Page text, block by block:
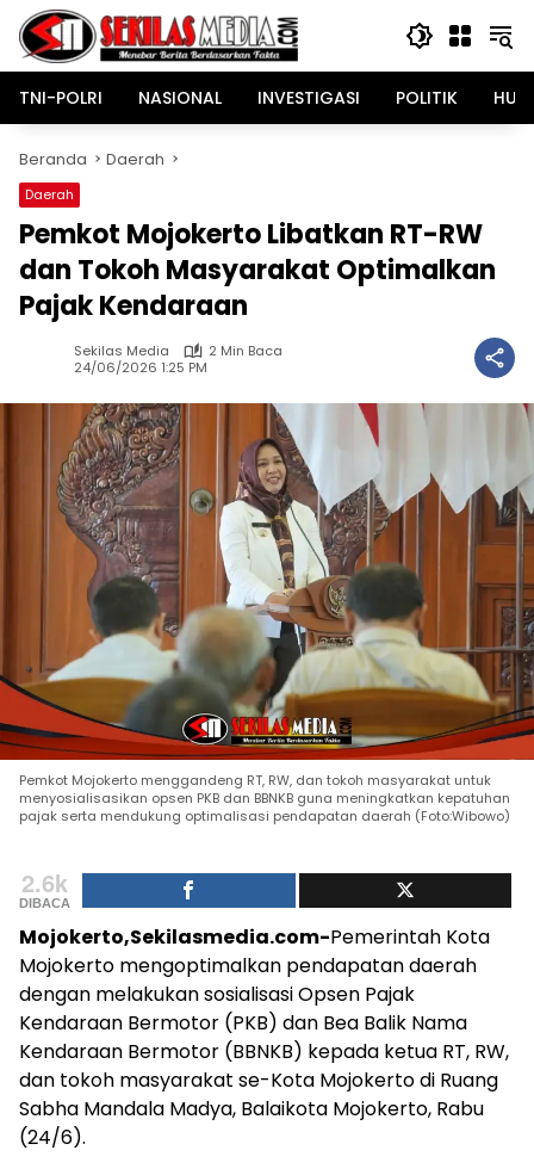
Langsung
konten
TNI-POLRI
NASIONAL INVESTIGASI POLITIK
Beranda Daerah
Daerah
Pemkot Mojokerto Libatkan RT-RW
dan Tokoh Masyarakat Optimalkan
Pajak Kendaraan
Sekilas Media
2 Min Baca
24/06/2026 1:25 PM
Pemkot Mojokerto menggandeng RT, RW, dan tokoh masyarakat untuk
menyosialisasikan opsen PKB dan BBNKB guna meningkatkan kepatuhan
pajak serta mendukung optimalisasi pendapatan daerah (Foto:Wibowo)
2.6k
DIBACA
Mojokerto,Sekilasmedia.com-Pemerintah Kota
Mojokerto mengoptimalkan pendapatan daerah
dengan melakukan sosialisasi Opsen Pajak
Kendaraan Bermotor (PKB) dan Bea Balik Nama
Kendaraan Bermotor (BBNKB) kepada ketua RT, RW,
dan tokoh masyarakat se-Kota Mojokerto di Ruang
Sabha Mandala Madya, Balaikota Mojokerto, Rabu
(24/6).